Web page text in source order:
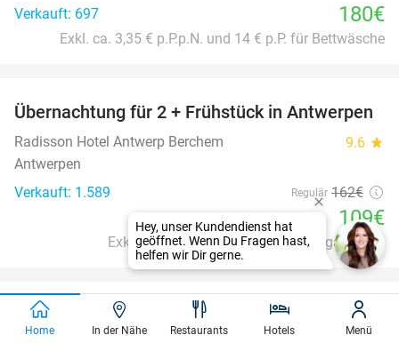
Verkauft: 697
180€
Exkl. ca. 3,35 € p.P.p.N. und 14 € p.P. für Bettwäsche
33%
Übernachtung für 2 + Frühstück in Antwerpen
Radisson Hotel Antwerp Berchem 9.6 star
Antwerpen
Verkauft: 1.589
Regulär 162€
109€
Exkl. ca. 2,97€ Fremdenverkehrsabgabe p. P.
41%
favorite_border
Übernachtung für 2 + Frühstück im Herzen
Home In der Nähe Restaurants Hotels Menü